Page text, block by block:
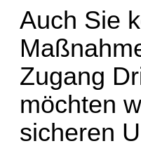
Auch Sie
Zugang
möchten
sicheren